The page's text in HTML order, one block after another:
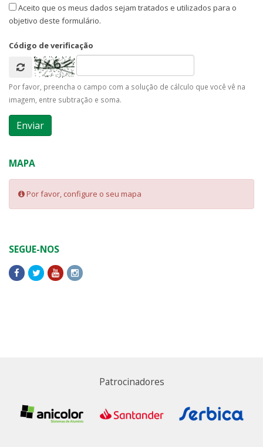
Aceito que os meus dados sejam tratados e utilizados para o
objetivo deste formulário.
Código de verificação
Por favor, preencha o campo com a solução de cálculo que você vê na
imagem, entre subtração e soma.
MAPA
Por favor, configure o seu mapa
SEGUE-NOS
Patrocinadores